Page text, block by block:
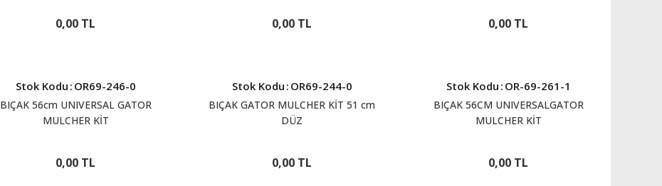
0,00 TL 0,00 TL 0,00 TL
Stok Kodu : OR69-246-0
BIÇAK 56cm UNIVERSAL GATOR
MULCHER KİT
0,00 TL
Stok Kodu : OR69-244-0
BIÇAK GATOR MULCHER KİT 51 cm
DÜZ
0,00 TL
Stok Kodu : OR-69-261-1
BIÇAK 56CM UNIVERSALGATOR
MULCHER KİT
0,00 TL